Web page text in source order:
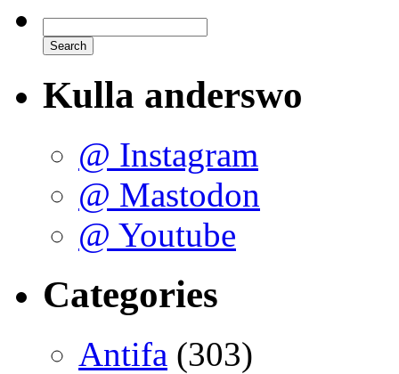
Kulla anderswo
@ Instagram
@ Mastodon
@ Youtube
Categories
Antifa (303)